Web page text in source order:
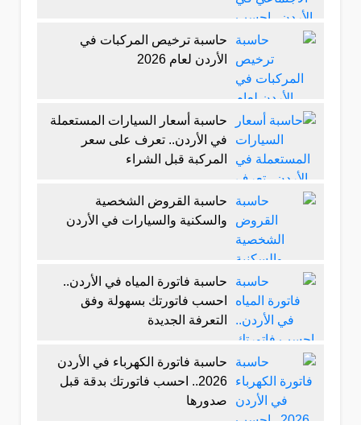
حاسبة ترخيص المركبات في
الأردن لعام 2026
حاسبة أسعار السيارات المستعملة
في الأردن.. تعرف على سعر
المركبة قبل الشراء
حاسبة القروض الشخصية
والسكنية والسيارات في الأردن
حاسبة فاتورة المياه في الأردن..
احسب فاتورتك بسهولة وفق
التعرفة الجديدة
حاسبة فاتورة الكهرباء في الأردن
2026.. احسب فاتورتك بدقة قبل
صدورها